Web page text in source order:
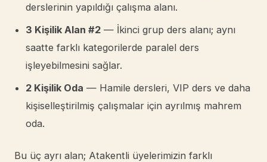
derslerinin yapıldığı çalışma alanı.
3 Kişilik Alan #2 — İkinci grup ders alanı; aynı
saatte farklı kategorilerde paralel ders
işleyebilmesini sağlar.
2 Kişilik Oda — Hamile dersleri, VIP ders ve daha
kişiselleştirilmiş çalışmalar için ayrılmış mahrem
oda.
Bu üç ayrı alan; Atakentli üyelerimizin farklı